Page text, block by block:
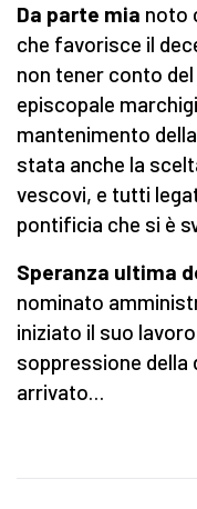
Da parte mia noto
che favorisce il
non tener conto
episcopale
mantenimento
stata anche la
vescovi, e tutti
pontificia che si è
Speranza ultima
nominato
iniziato il suo
soppressione della
arrivato…